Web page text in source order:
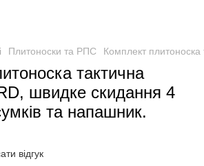
Плитоноски та РПС Комплект плитоноска
тактична
швидке скидання 4
та напашник.
відгук